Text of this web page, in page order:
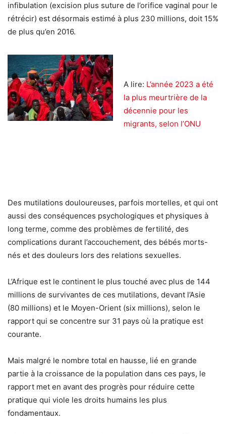
infibulation (excision plus suture de l’orifice vaginal pour le
rétrécir) est désormais estimé à plus 230 millions, doit 15%
de plus qu’en 2016.
A lire: L’année 2023 a été
la plus meurtrière de la
décennie pour les
migrants, selon l’ONU
Des mutilations douloureuses, parfois mortelles, et qui ont
aussi des conséquences psychologiques et physiques à
long terme, comme des problèmes de fertilité, des
complications durant l’accouchement, des bébés morts-
nés et des douleurs lors des relations sexuelles.
L’Afrique est le continent le plus touché avec plus de 144
millions de survivantes de ces mutilations, devant l’Asie
(80 millions) et le Moyen-Orient (six millions), selon le
rapport qui se concentre sur 31 pays où la pratique est
courante.
Mais malgré le nombre total en hausse, lié en grande
partie à la croissance de la population dans ces pays, le
rapport met en avant des progrès pour réduire cette
pratique qui viole les droits humains les plus
fondamentaux.